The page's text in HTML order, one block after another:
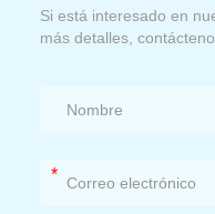
Si está interesado en
más detalles,
*